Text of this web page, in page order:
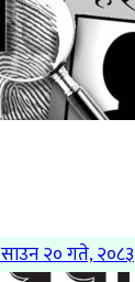
साउन २० गते, २०८३